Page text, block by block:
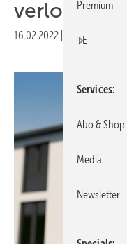
verloren
16.02.2022 Druckvorschau
Premium
+E
Services
Abo & Shop
Media
Newsletter